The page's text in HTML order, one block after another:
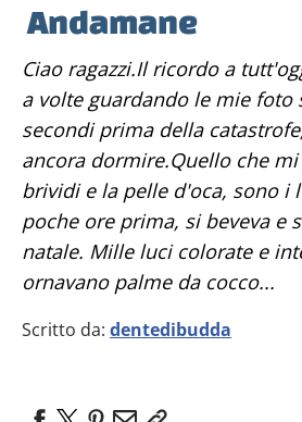
Andamane
Ciao ragazzi.Il ricordo a tutt'oggi e' ancora vivo e
a volte guardando le mie foto
secondi prima della
ancora dormire.Quello che
brividi e la pelle d'oca, sono i
poche ore prima, si beveva e
natale. Mille luci colorate e
ornavano palme da cocco...
Scritto da: dentedibudda